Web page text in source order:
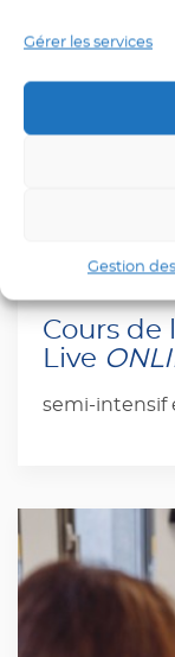
Gérer les services
Gestion
Cours de
Live
semi-intensif